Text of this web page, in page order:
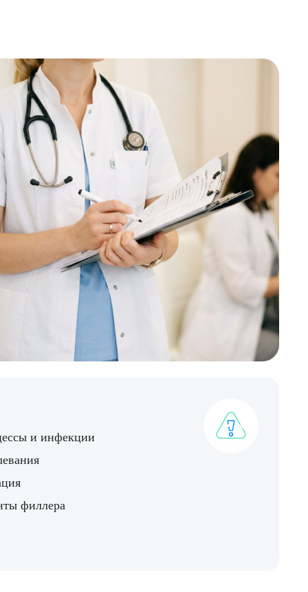
и инфекции
филлера